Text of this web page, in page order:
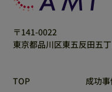
〒141-0022
東京都品川区東五反田五
TOP
成功事